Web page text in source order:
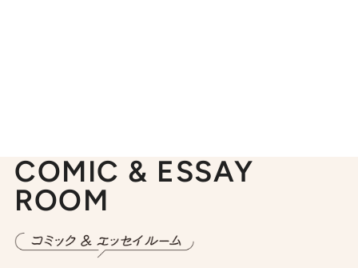
COMIC & ESSAY
ROOM